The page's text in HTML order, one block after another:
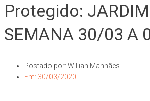
Protegido:
SEMANA 30/03 A
Postado por: Willian Manhães
Em: 30/03/2020